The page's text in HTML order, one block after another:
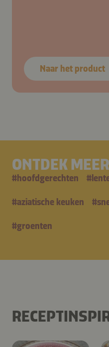
Naar het product
ONTDEK MEER
#hoofdgerechten #
#aziatische keuken #
#groenten